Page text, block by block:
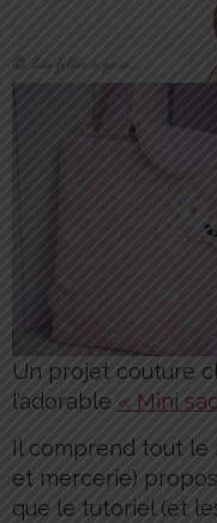
Un projet couture
l’adorable « Mini
Il comprend tout le
et mercerie)
que le tutoriel (et